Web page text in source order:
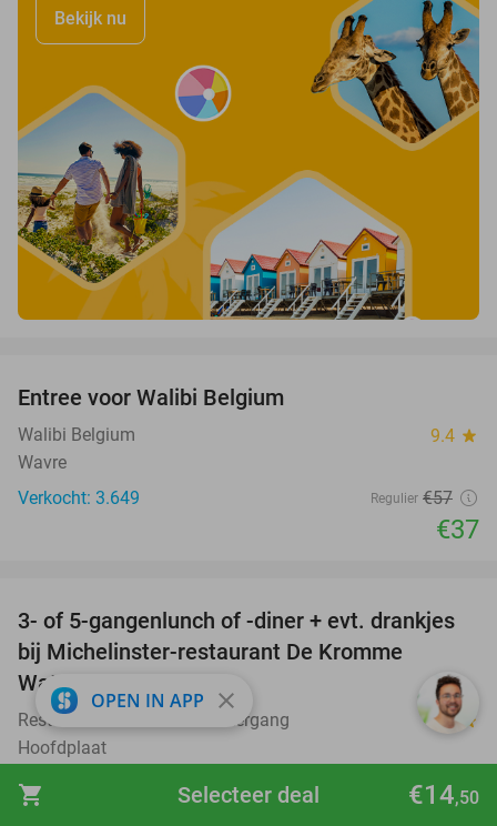
shopping_cart €14,50
Selecteer deal
Bekijk nu
Entree voor Walibi Belgium
Walibi Belgium 9.4 star
Wavre
Verkocht: 3.649
Regulier €57
€37
16%
3- of 5-gangenlunch of -diner + evt. drankjes
bij Michelinster-restaurant De Kromme
Watergang
Restaurant De Kromme Watergang 9.9 star
Hoofdplaat
Verkocht: 38
Regulier €98
€82
OPEN IN APP close